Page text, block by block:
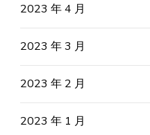
2023 年 4 月
2023 年 3 月
2023 年 2 月
2023 年 1 月